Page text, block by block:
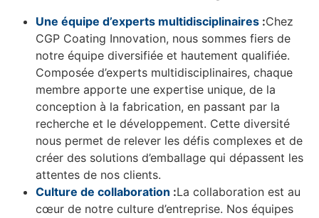
Une équipe d’experts multidisciplinaires :Chez
CGP Coating Innovation, nous sommes fiers de
notre équipe diversifiée et hautement qualifiée.
Composée d’experts multidisciplinaires, chaque
membre apporte une expertise unique, de la
conception à la fabrication, en passant par la
recherche et le développement. Cette diversité
nous permet de relever les défis complexes et de
créer des solutions d’emballage qui dépassent les
attentes de nos clients.
Culture de collaboration :La collaboration est au
cœur de notre culture d’entreprise. Nos équipes